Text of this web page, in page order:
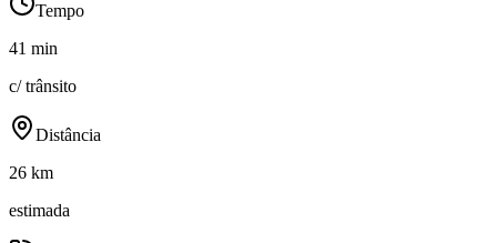
Tempo
41 min
c/ trânsito
Distância
26 km
estimada